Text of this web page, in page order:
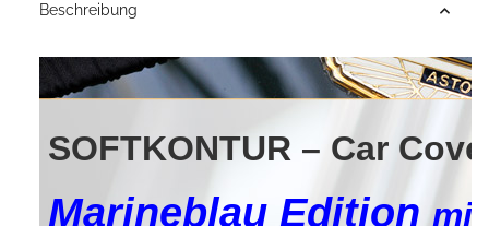
Beschreibung